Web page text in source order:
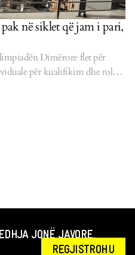
në siklet që jam i pari,
Dimërore flet për
për kualifikim dhe rolin
JONË JAVORE.
REGJISTROHU